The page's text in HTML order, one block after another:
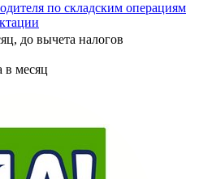
по складским операциям
до вычета налогов
в месяц